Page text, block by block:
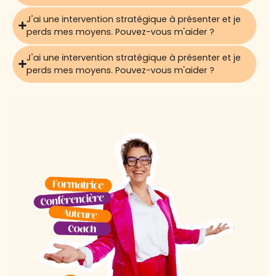
J'ai une intervention stratégique à présenter et je
perds mes moyens. Pouvez-vous m'aider ?
J'ai une intervention stratégique à présenter et je
perds mes moyens. Pouvez-vous m'aider ?